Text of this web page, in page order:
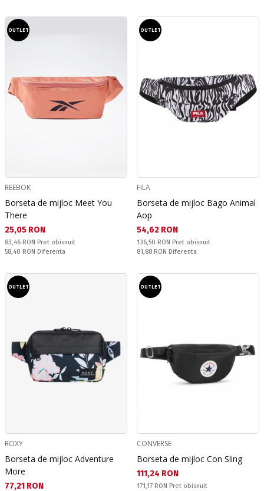
OUTLET
REEBOK
Borseta de mijloc Meet You
There
Текуща цена:
25,05 RON
Pret obisnuit:
83,46 RON Pret obisnuit
Спестявате:
58,40 RON Diferenta
OUTLET
FILA
Borseta de mijloc Bago Animal
Aop
Текуща цена:
54,62 RON
Pret obisnuit:
136,50 RON Pret obisnuit
Спестявате:
81,88 RON Diferenta
OUTLET
ROXY
Borseta de mijloc Adventure
More
Текуща цена:
77,21 RON
OUTLET
CONVERSE
Borseta de mijloc Con Sling
Текуща цена:
111,24 RON
Pret obisnuit:
171,17 RON Pret obisnuit